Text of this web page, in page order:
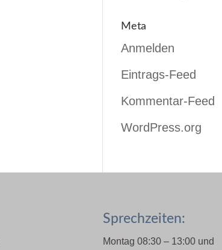
Meta
Anmelden
Eintrags-Feed
Kommentar-Feed
WordPress.org
Sprechzeiten:
Montag 08:30 – 13:00 und